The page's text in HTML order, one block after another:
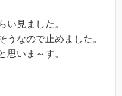
い見ました。
うなので止めました。
思いま～す。